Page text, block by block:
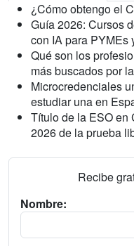
¿Cómo obtengo el
Guía 2026: Cursos
con IA para PYMEs
Qué son los
más buscados por
Microcredenciales
estudiar una en
Título de la ESO en
2026 de la prueba
Recibe
Nombre: